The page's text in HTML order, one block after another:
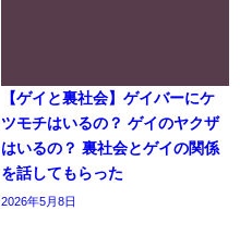
【ゲイと裏社会】ゲイバーにケ
ツモチはいるの？ ゲイのヤクザ
はいるの？ 裏社会とゲイの関係
を話してもらった
2026年5月8日